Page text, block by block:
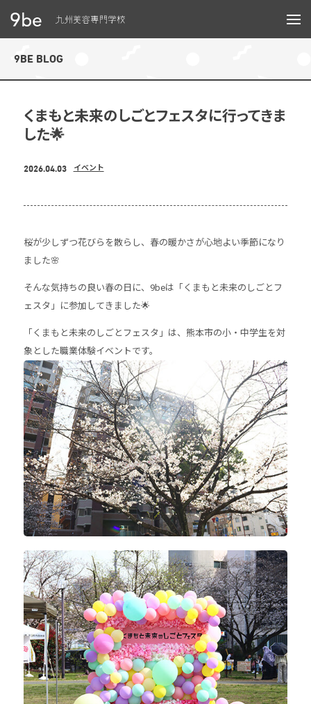
9BE BLOG
くまもと未来のしごとフェスタに行ってきま
した🌟
2026.04.03 イベント
桜が少しずつ花びらを散らし、春の暖かさが心地よい季節になり
ました🌸
そんな気持ちの良い春の日に、9beは「くまもと未来のしごとフ
ェスタ」に参加してきました🌟
「くまもと未来のしごとフェスタ」は、熊本市の小・中学生を対
象とした職業体験イベントです。